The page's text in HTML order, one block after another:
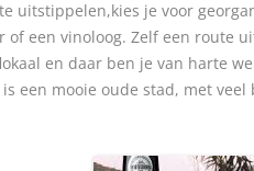
uitstippelen,kies je voor
of een vinoloog. Zelf een route
en daar ben je van harte
een mooie oude stad, met